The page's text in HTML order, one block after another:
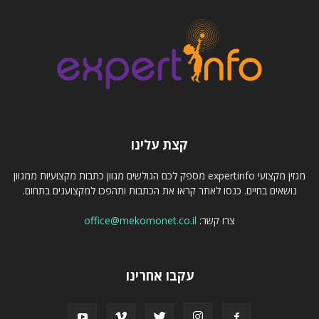
קצת עלינו
מגזין מקצועי expertinfo מספק לכם הגולשים מגוון כתבות מקצועיות ממגוון
נושאים בחיים. כנסו לאתר קראו את הכתבות ותהפכו למקצוענים בתחום.
צרו קשר: office@mekomonet.co.il
עקבו אחרינו